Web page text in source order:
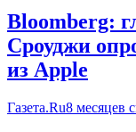
Bloomberg:
Сроуджи
из Apple
Газета.Ru8 месяцев